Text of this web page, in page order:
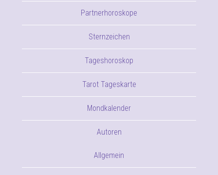
Partnerhoroskope
Sternzeichen
Tageshoroskop
Tarot Tageskarte
Mondkalender
Autoren
Allgemein